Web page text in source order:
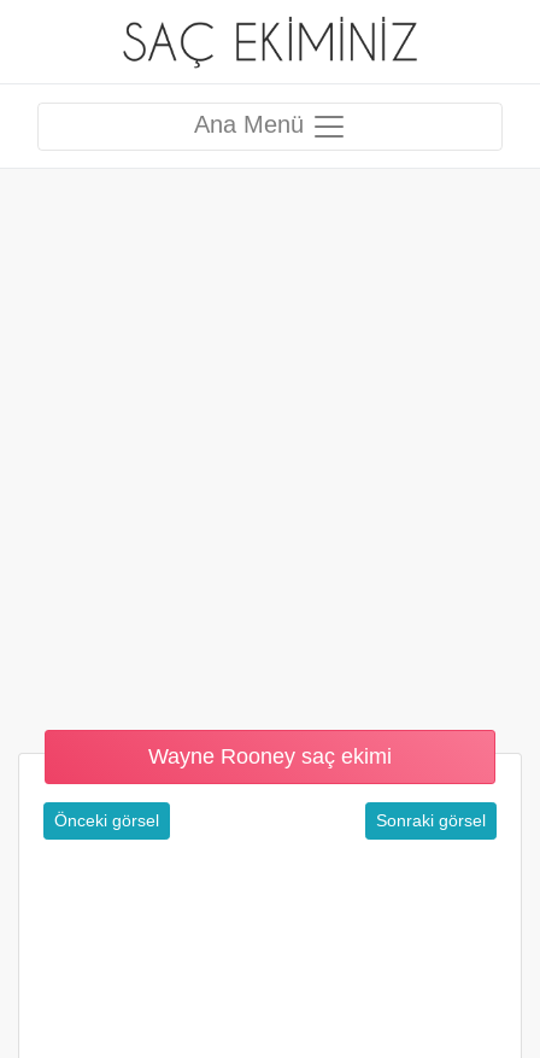
Ana Menü
Wayne Rooney saç ekimi
Önceki görsel Sonraki görsel